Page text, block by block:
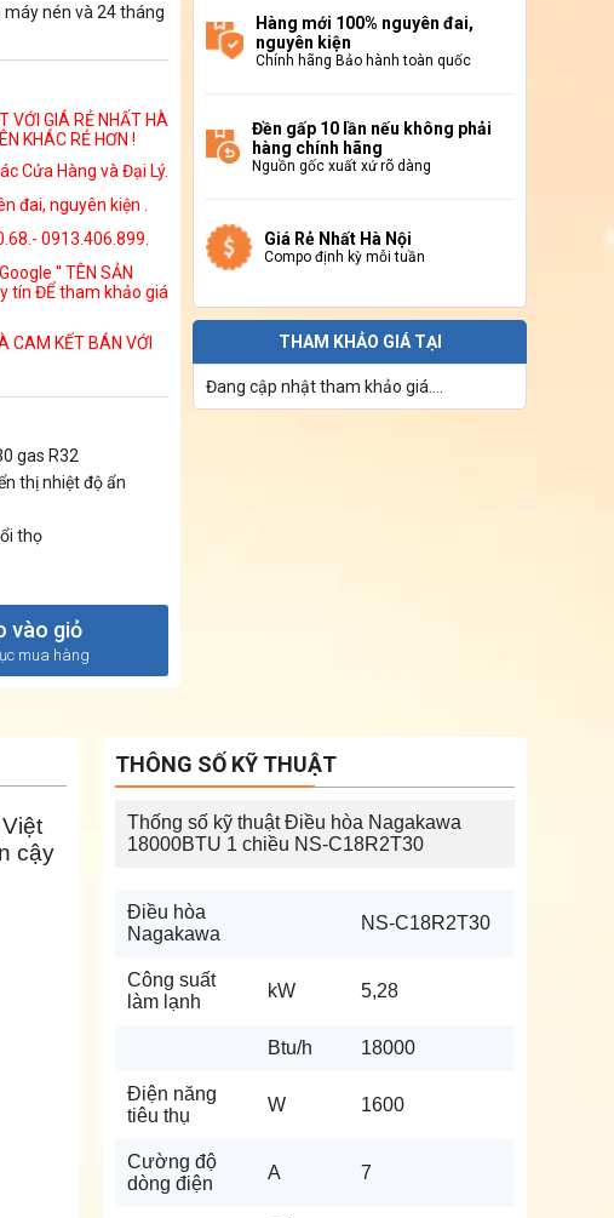
máy nén và 24 tháng
VỚI GIÁ RẺ NHẤT HÀ
KHÁC RẺ HƠN !
Cửa Hàng và Đại Lý.
đai, nguyên kiện .
0913.406.899.
'' TÊN SẢN
tín ĐỂ tham khảo giá
CAM KẾT BÁN VỚI
gas R32
thị nhiệt độ ẩn
thọ
vào giỏ
mua hàng
Hàng mới 100% nguyên đai,
nguyên kiện
Chính hãng Bảo hành toàn quốc
Đền gấp 10 lần nếu không phải
hàng chính hãng
Nguồn gốc xuất xứ rõ dàng
Giá Rẻ Nhất Hà Nội
Compo định kỳ mỗi tuần
THAM KHẢO GIÁ TẠI
Đang cập nhật tham khảo giá....
cậy
THÔNG SỐ KỸ THUẬT
Thống số kỹ thuật Điều hòa Nagakawa
18000BTU 1 chiều NS-C18R2T30
Điều hòa
Nagakawa
NS-C18R2T30
Công suất
làm lạnh
kW 5,28
Btu/h 18000
Điện năng
tiêu thụ
W 1600
Cường độ
dòng điện
A 7